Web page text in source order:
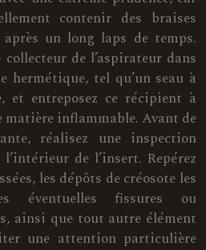
contenir des braises
après un long laps de temps.
de l’aspirateur dans
tel qu’un seau à
et entreposez ce récipient à
matière inflammable. Avant de
réalisez une inspection
de l’insert. Repérez
les dépôts de créosote les
éventuelles fissures ou
ainsi que tout autre élément
une attention particulière